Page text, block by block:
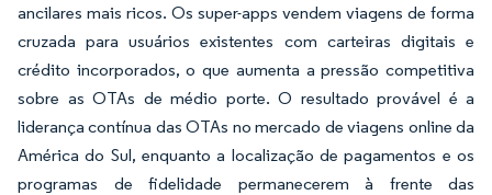
ancilares mais ricos. Os super-apps vendem viagens de forma
cruzada para usuários existentes com carteiras digitais e
crédito incorporados, o que aumenta a pressão competitiva
sobre as OTAs de médio porte. O resultado provável é a
liderança contínua das OTAs no mercado de viagens online da
América do Sul, enquanto a localização de pagamentos e os
programas de fidelidade permanecerem à frente das